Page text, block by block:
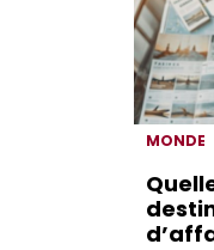
MONDE